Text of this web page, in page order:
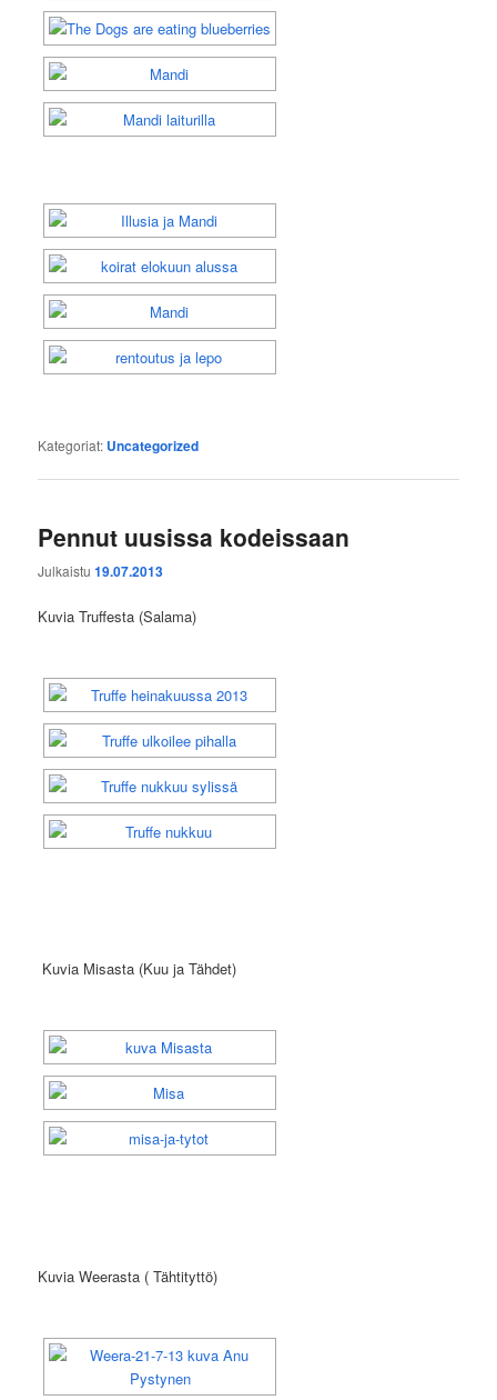
Kategoriat: Uncategorized
Pennut uusissa kodeissaan
Julkaistu19.07.2013
Kuvia Truffesta (Salama)
Kuvia Misasta (Kuu ja Tähdet)
Kuvia Weerasta ( Tähtityttö)